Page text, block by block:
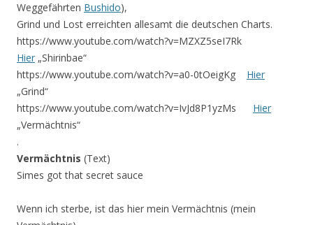
Weggefährten Bushido),
Grind und Lost erreichten allesamt die deutschen Charts.
https://www.youtube.com/watch?v=MZXZ5seI7Rk
Hier „Shirinbae“
https://www.youtube.com/watch?v=a0-0tOeigKg Hier
„Grind“
https://www.youtube.com/watch?v=IvJd8P1yzMs Hier
„Vermächtnis“
.
Vermächtnis (Text)
Simes got that secret sauce
Wenn ich sterbe, ist das hier mein Vermächtnis (mein